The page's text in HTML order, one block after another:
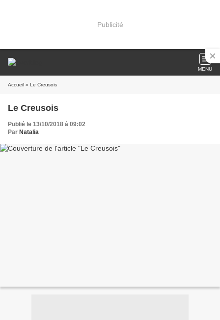
Publicité
MENU
Accueil » Le Creusois
Le Creusois
Publié le 13/10/2018 à 09:02
Par Natalia